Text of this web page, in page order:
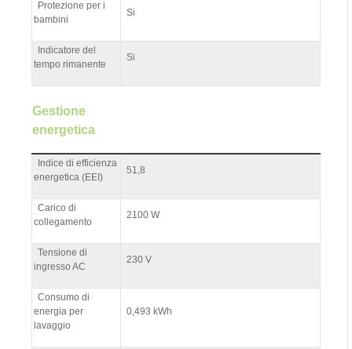
Protezione per i
bambini
Si
Indicatore del
tempo rimanente
Si
Gestione
energetica
Indice di efficienza
energetica (EEI)
51,8
Carico di
collegamento
2100 W
Tensione di
ingresso AC
230 V
Consumo di
energia per
lavaggio
0,493 kWh